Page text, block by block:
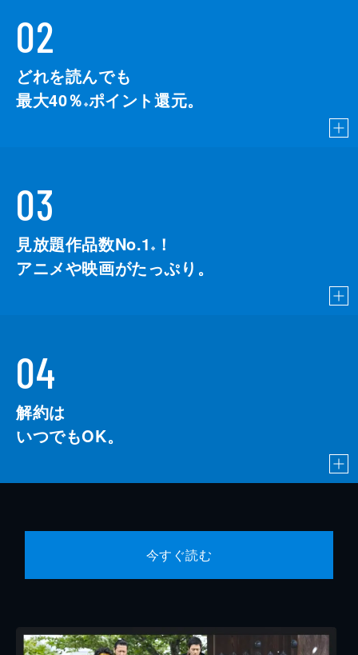
02
どれを読んでも
最大40％ ※ポイント還元。
03
見放題作品数No.1 ※
！
アニメや映画がたっぷり。
04
解約は
いつでもOK。
今すぐ読む